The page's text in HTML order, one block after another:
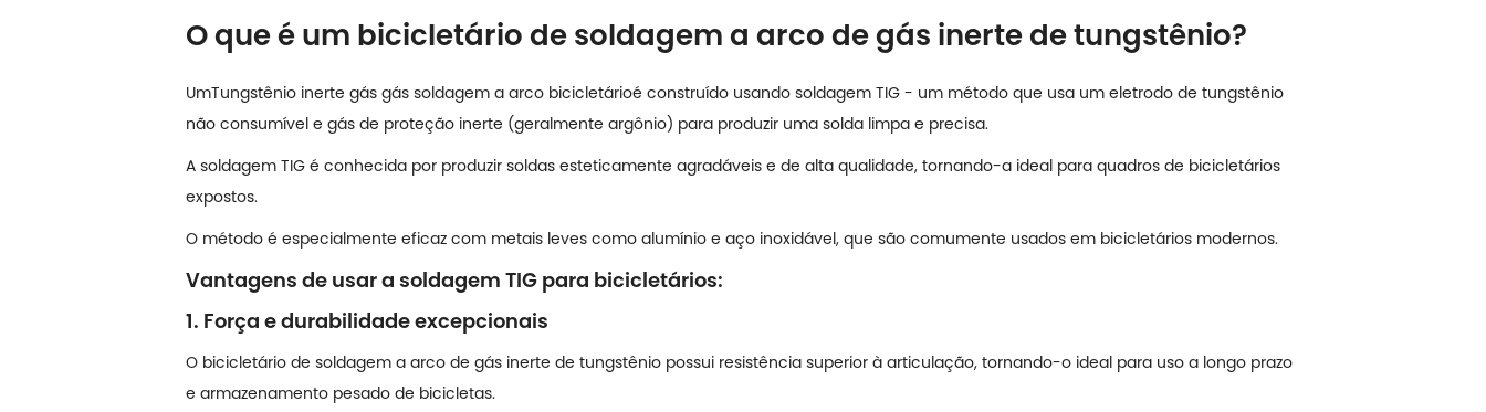
O que é um bicicletário de soldagem a arco de gás inerte de tungstênio?
UmTungstênio inerte gás gás soldagem a arco bicicletárioé construído usando soldagem TIG - um método que usa um eletrodo de tungstênio
não consumível e gás de proteção inerte (geralmente argônio) para produzir uma solda limpa e precisa.
A soldagem TIG é conhecida por produzir soldas esteticamente agradáveis e de alta qualidade, tornando-a ideal para quadros de bicicletários
expostos.
O método é especialmente eficaz com metais leves como alumínio e aço inoxidável, que são comumente usados em bicicletários modernos.
Vantagens de usar a soldagem TIG para bicicletários:
1. Força e durabilidade excepcionais
O bicicletário de soldagem a arco de gás inerte de tungstênio possui resistência superior à articulação, tornando-o ideal para uso a longo prazo
e armazenamento pesado de bicicletas.